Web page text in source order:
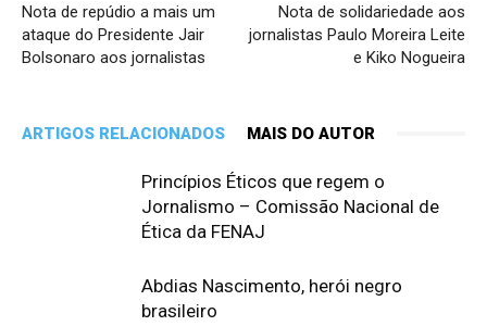
Nota de repúdio a mais um
ataque do Presidente Jair
Bolsonaro aos jornalistas
Nota de solidariedade aos
jornalistas Paulo Moreira Leite
e Kiko Nogueira
ARTIGOS RELACIONADOS MAIS DO AUTOR
Princípios Éticos que regem o
Jornalismo – Comissão Nacional de
Ética da FENAJ
Abdias Nascimento, herói negro
brasileiro